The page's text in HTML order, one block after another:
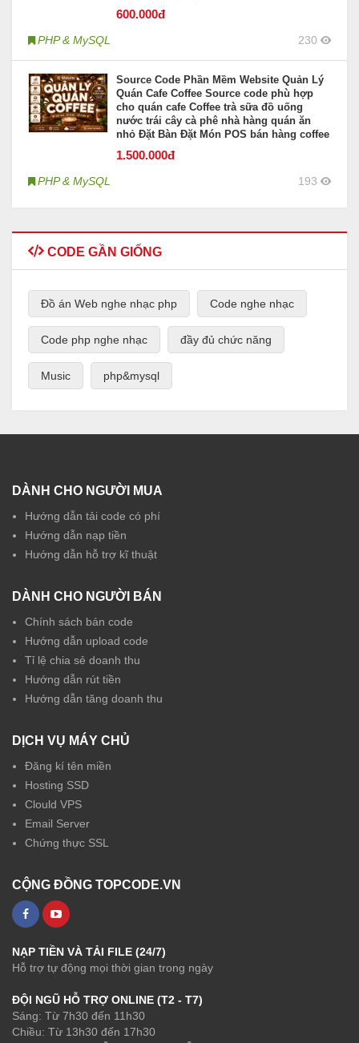
600.000đ
PHP & MySQL 230
Source Code Phần Mềm Website Quản Lý
Quán Cafe Coffee Source code phù hợp
cho quán cafe Coffee trà sữa đồ uống
nước trái cây cà phê nhà hàng quán ăn
nhỏ Đặt Bàn Đặt Món POS bán hàng coffee
1.500.000đ
PHP & MySQL 193
CODE GẦN GIỐNG
Đồ án Web nghe nhạc php Code nghe nhạc
Code php nghe nhạc đầy đủ chức năng
Music php&mysql
DÀNH CHO NGƯỜI MUA
Hướng dẫn tải code có phí
Hướng dẫn nạp tiền
Hướng dẫn hỗ trợ kĩ thuật
DÀNH CHO NGƯỜI BÁN
Chính sách bán code
Hướng dẫn upload code
Tỉ lệ chia sẻ doanh thu
Hướng dẫn rút tiền
Hướng dẫn tăng doanh thu
DỊCH VỤ MÁY CHỦ
Đăng kí tên miền
Hosting SSD
Clould VPS
Email Server
Chứng thực SSL
CỘNG ĐỒNG TOPCODE.VN
NẠP TIỀN VÀ TẢI FILE (24/7)
Hỗ trợ tự động mọi thời gian trong ngày
ĐỘI NGŨ HỖ TRỢ ONLINE (T2 - T7)
Sáng: Từ 7h30 đến 11h30
Chiều: Từ 13h30 đến 17h30